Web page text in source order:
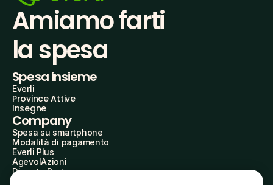
Amiamo farti
la spesa
Spesa insieme
Everli
Province Attive
Insegne
Company
Spesa su smartphone
Modalità di pagamento
Everli Plus
AgevolAzioni
Diventa Partner